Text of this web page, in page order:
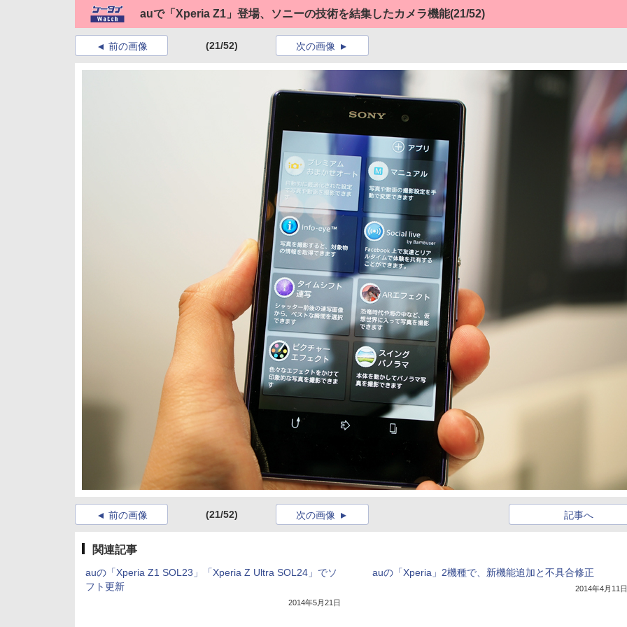
auで「Xperia Z1」登場、ソニーの技術を結集したカメラ機能(21/52)
前の画像 (21/52) 次の画像
前の画像 (21/52) 記事へ
次の画像
関連記事
auの「Xperia Z1 SOL23」「Xperia Z Ultra SOL24」でソ
フト更新
2014年5月21日
auの「Xperia」2機種で、新機能追加と不具合修正
2014年4月11日